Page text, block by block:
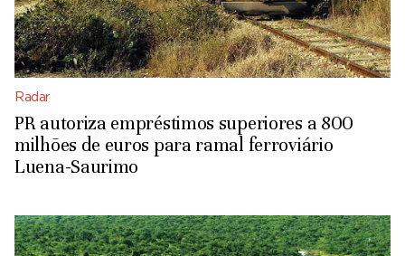
Radar
PR autoriza empréstimos superiores a 800
milhões de euros para ramal ferroviário
Luena-Saurimo